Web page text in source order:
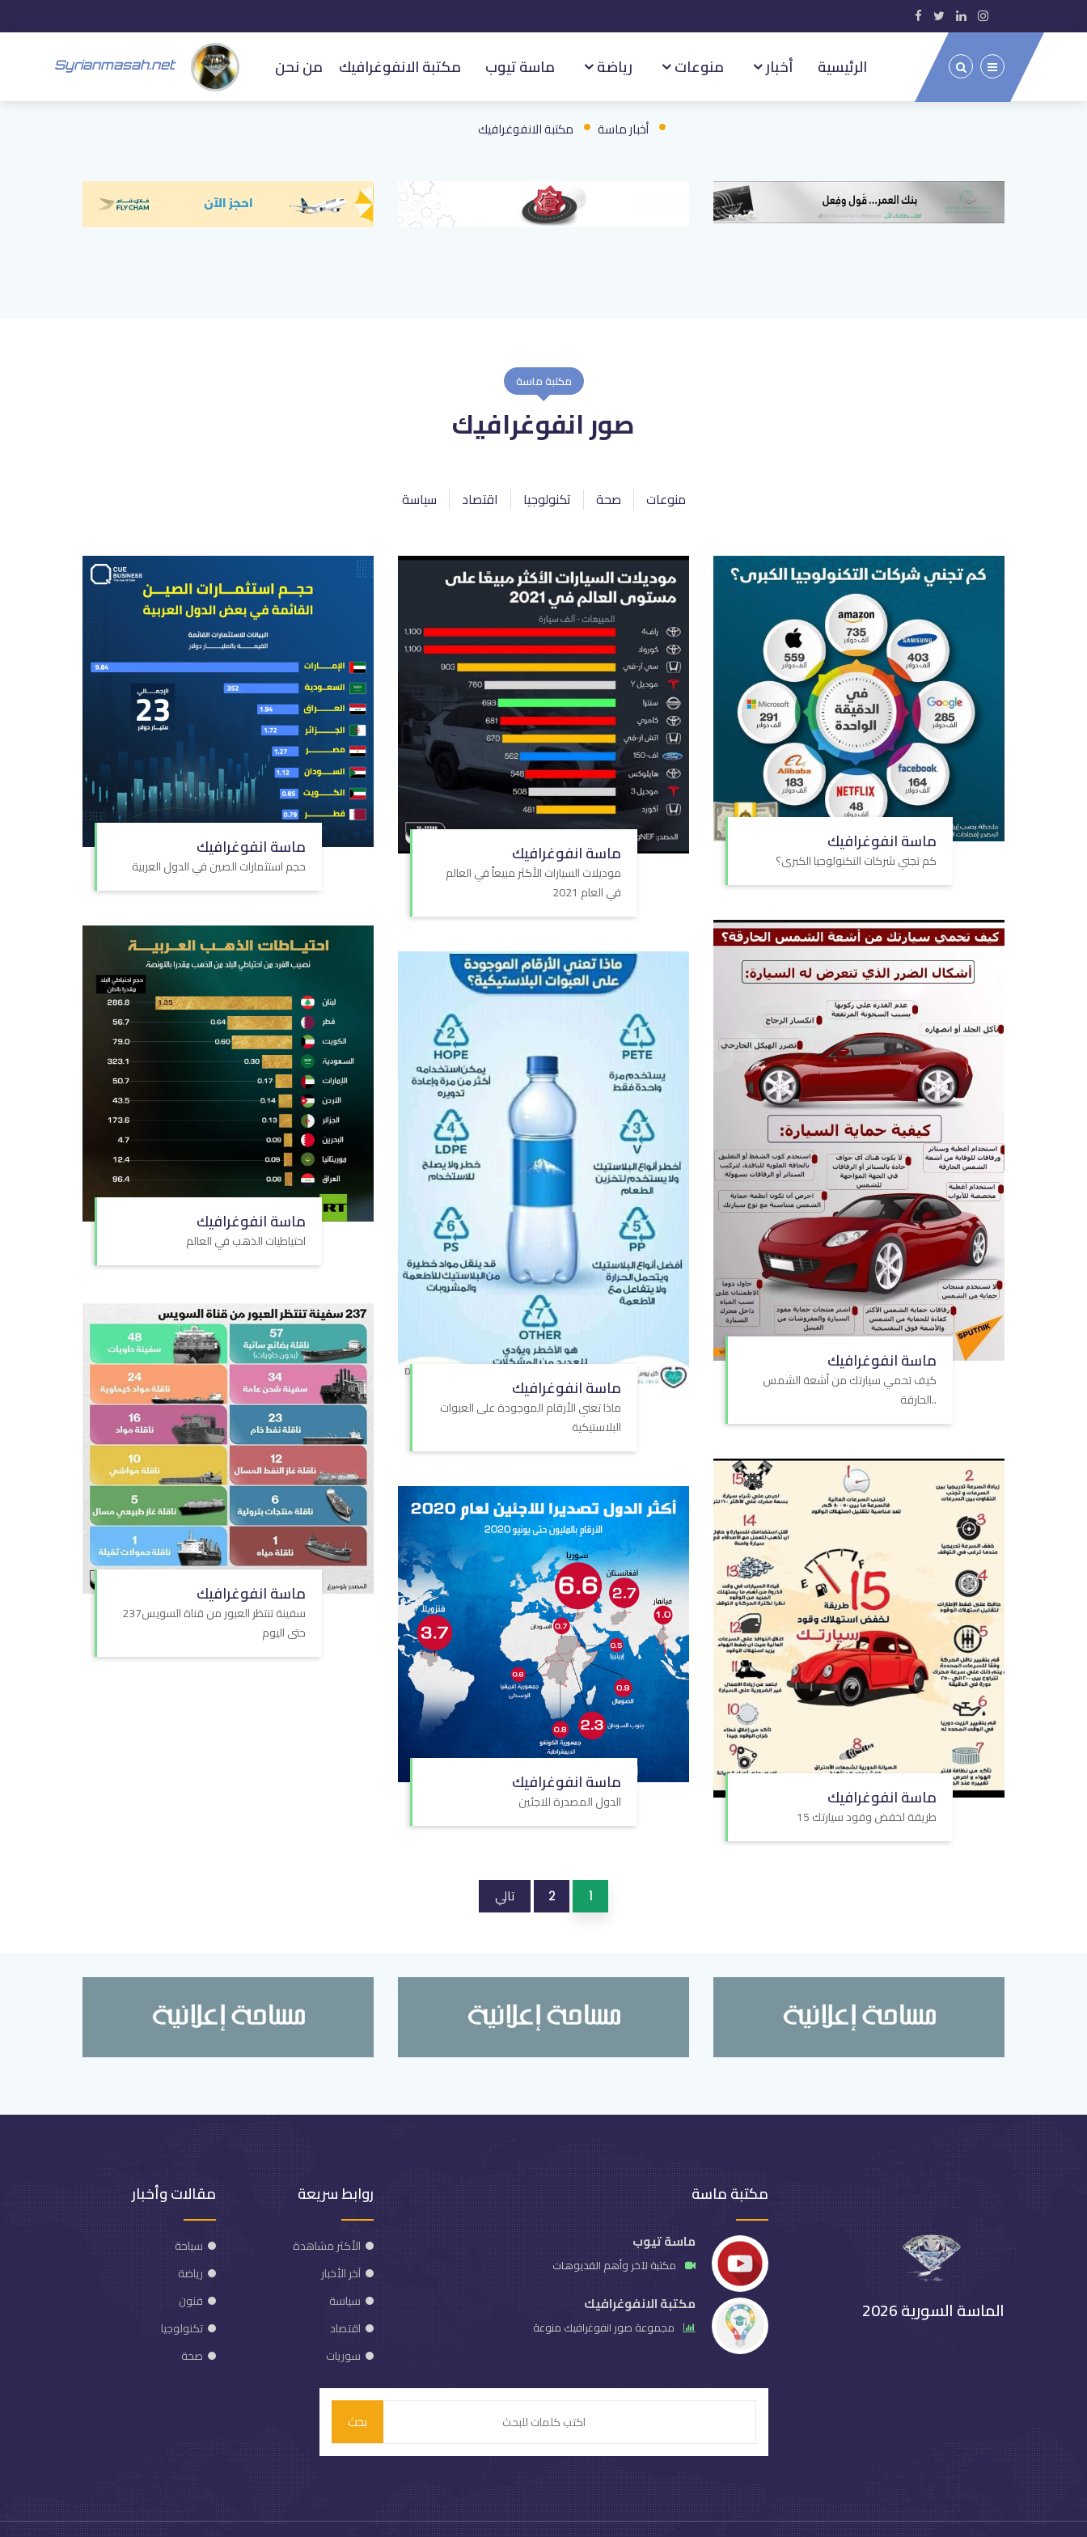
Syrianmasah.net الرئيسية أخبار منوعات رياضة ماسة تيوب مكتبة الانفوغرافيك من نحن
أخبار ماسة مكتبة الانفوغرافيك
مكتبة ماسة
صور انفوغرافيك
سياسة اقتصاد تكنولوجيا صحة منوعات
ماسة انفوغرافيك
حجم استثمارات الصين في الدول العربية
ماسة انفوغرافيك
موديلات السيارات الأكثر مبيعاً في العالم
في العام 2021
ماسة انفوغرافيك
كم تجني شركات التكنولوجيا الكبرى؟
ماسة انفوغرافيك
كيف تحمي سيارتك من أشعة الشمس
الحارقة..
ماسة انفوغرافيك
احتياطيات الذهب في العالم
ماسة انفوغرافيك
ماذا تعني الأرقام الموجودة على العبوات
البلاستيكية
ماسة انفوغرافيك
237سفينة تنتظر العبور من قناة السويس
حتى اليوم
ماسة انفوغرافيك
15 طريقة لخفض وقود سيارتك
ماسة انفوغرافيك
الدول المصدرة للاجئين
1
2 تالي
الماسة السورية 2026
مكتبة ماسة
ماسة تيوب
مكتبة لآخر وأهم الفديوهات
مكتبة الانفوغرافيك
مجموعة صور انفوغرافيك منوعة
روابط سريعة
الأكثر مشاهدة
آخر الأخبار
سياسة
اقتصاد
سوريات
مقالات وأخبار
سياحة
رياضة
فنون
تكنولوجيا
صحة
بحث